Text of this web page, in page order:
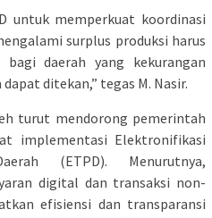
untuk memperkuat koordinasi
surplus produksi harus
daerah yang kekurangan
ditekan,” tegas M. Nasir.
turut mendorong pemerintah
implementasi Elektronifikasi
(ETPD). Menurutnya,
digital dan transaksi non-
efisiensi dan transparansi